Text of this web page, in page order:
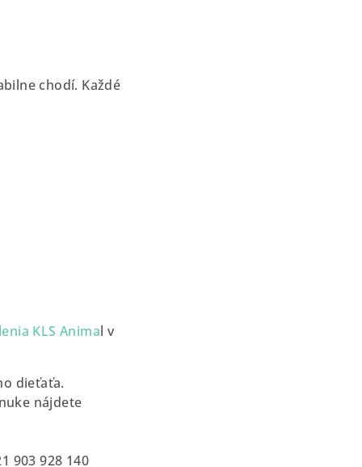
chodí. Každé
KLS Animal v
dieťaťa.
nájdete
903 928 140